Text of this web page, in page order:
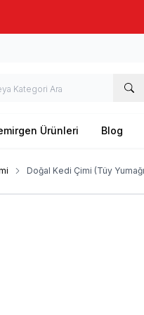
Ürünleri Blog
Doğal Kedi Çimi (Tüy